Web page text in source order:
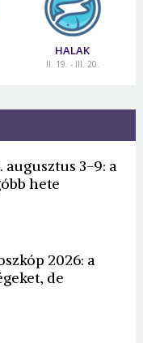
HALAK
II. 19. - III. 20.
3-9: a
hete
2026: a
de